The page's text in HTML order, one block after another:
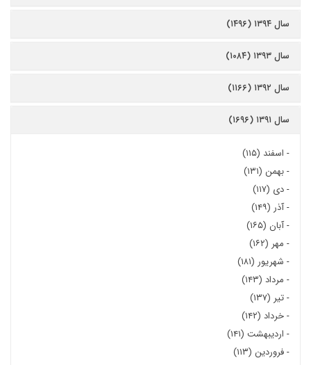
سال ۱۳۹۴ (۱۴۹۶)
سال ۱۳۹۳ (۱۰۸۴)
سال ۱۳۹۲ (۱۱۶۶)
سال ۱۳۹۱ (۱۶۹۶)
- اسفند (۱۱۵)
-بهمن (۱۳۱)
-دی (۱۱۷)
-آذر (۱۴۹)
-آبان (۱۶۵)
- مهر (۱۶۲)
- شهریور (۱۸۱)
- مرداد (۱۴۳)
-تیر (۱۳۷)
-خرداد (۱۴۲)
- اردیبهشت (۱۴۱)
-فروردین (۱۱۳)